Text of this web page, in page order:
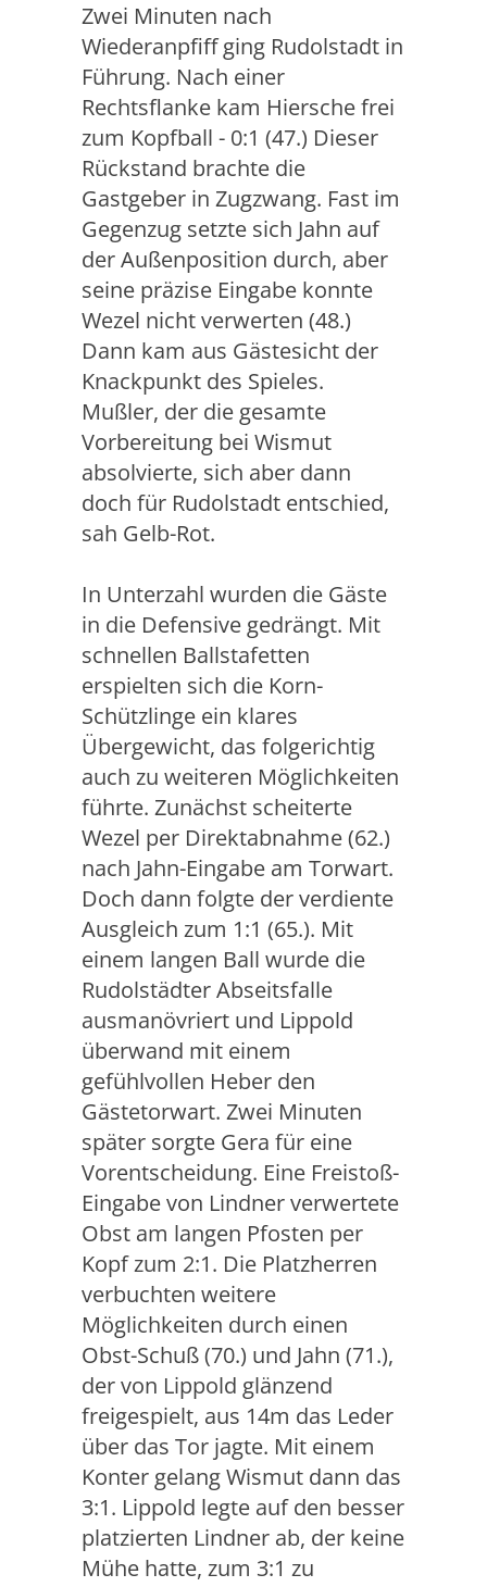
Zwei Minuten nach
Wiederanpfiff ging Rudolstadt in
Führung. Nach einer
Rechtsflanke kam Hiersche frei
zum Kopfball - 0:1 (47.) Dieser
Rückstand brachte die
Gastgeber in Zugzwang. Fast im
Gegenzug setzte sich Jahn auf
der Außenposition durch, aber
seine präzise Eingabe konnte
Wezel nicht verwerten (48.)
Dann kam aus Gästesicht der
Knackpunkt des Spieles.
Mußler, der die gesamte
Vorbereitung bei Wismut
absolvierte, sich aber dann
doch für Rudolstadt entschied,
sah Gelb-Rot.
In Unterzahl wurden die Gäste
in die Defensive gedrängt. Mit
schnellen Ballstafetten
erspielten sich die Korn-
Schützlinge ein klares
Übergewicht, das folgerichtig
auch zu weiteren Möglichkeiten
führte. Zunächst scheiterte
Wezel per Direktabnahme (62.)
nach Jahn-Eingabe am Torwart.
Doch dann folgte der verdiente
Ausgleich zum 1:1 (65.). Mit
einem langen Ball wurde die
Rudolstädter Abseitsfalle
ausmanövriert und Lippold
überwand mit einem
gefühlvollen Heber den
Gästetorwart. Zwei Minuten
später sorgte Gera für eine
Vorentscheidung. Eine Freistoß-
Eingabe von Lindner verwertete
Obst am langen Pfosten per
Kopf zum 2:1. Die Platzherren
verbuchten weitere
Möglichkeiten durch einen
Obst-Schuß (70.) und Jahn (71.),
der von Lippold glänzend
freigespielt, aus 14m das Leder
über das Tor jagte. Mit einem
Konter gelang Wismut dann das
3:1. Lippold legte auf den besser
platzierten Lindner ab, der keine
Mühe hatte, zum 3:1 zu